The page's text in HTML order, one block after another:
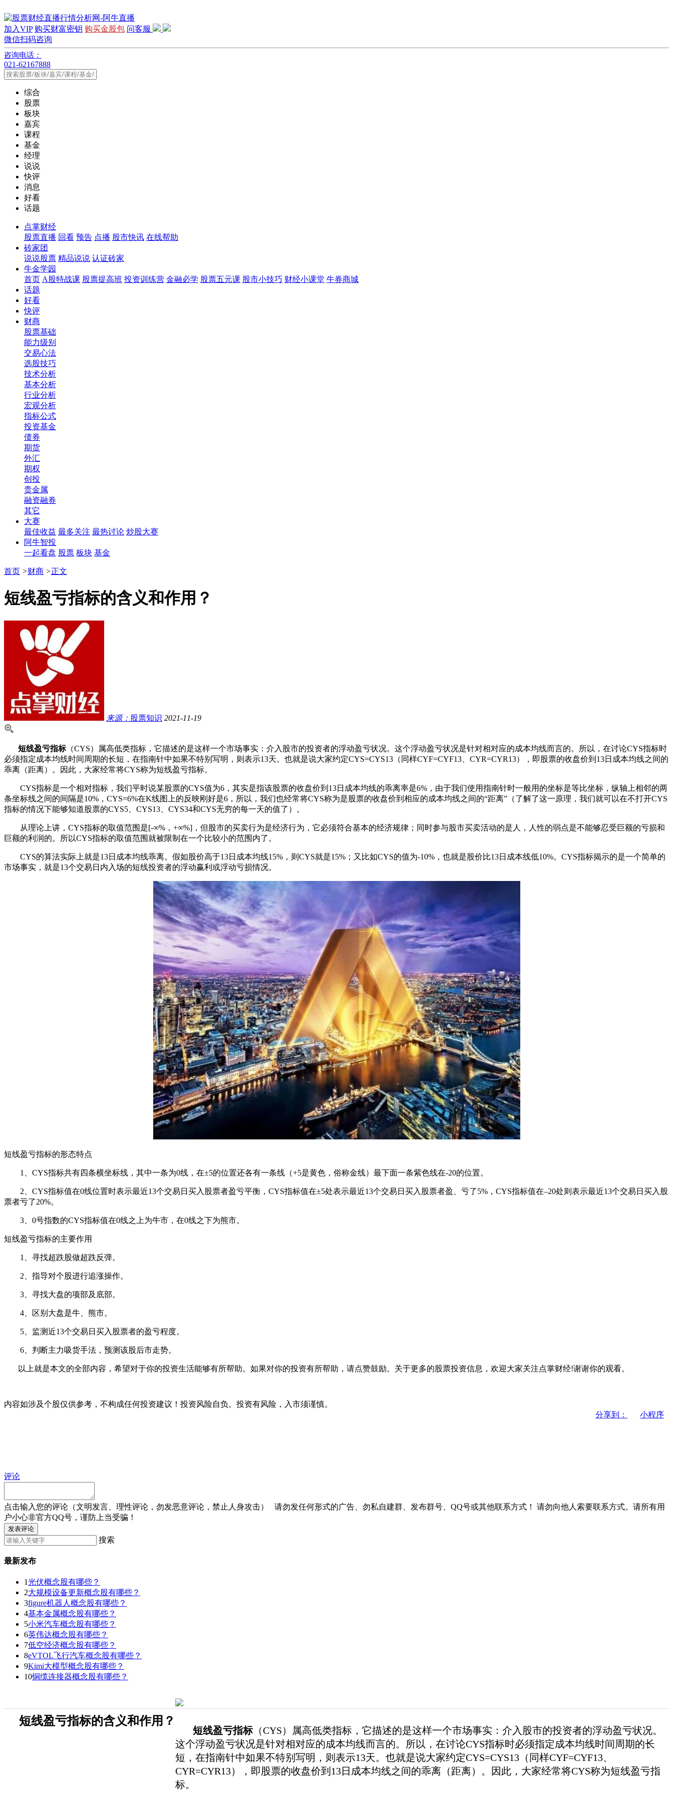
加入VIP 购买财富密钥 购买金股包 问客服
微信扫码咨询
咨询电话：
021-62167888
综合
股票
板块
嘉宾
课程
基金
经理
说说
快评
消息
好看
话题
点掌财经
股票直播 回看 预告 点播 股市快讯 在线帮助
砖家团
说说股票 精品说说 认证砖家
牛金学园
首页 A股特战课 股票提高班 投资训练营 金融必学 股票五元课 股市小技巧 财经小课堂 牛券商城
话题
好看
快评
财商
股票基础
能力级别
交易心法
选股技巧
技术分析
基本分析
行业分析
宏观分析
指标公式
投资基金
债券
期货
外汇
期权
创投
贵金属
融资融券
其它
大赛
最佳收益 最多关注 最热讨论 炒股大赛
阿牛智投
一起看盘 股票 板块 基金
首页 >财商 >正文
短线盈亏指标的含义和作用？
来源： 股票知识 2021-11-19
短线盈亏指标（CYS）属高低类指标，它描述的是这样一个市场事实：介入股市的投资者的浮动盈亏状况。这个浮动盈亏状况是针对相对应的成本均线而言的。所以，在讨论CYS指标时
必须指定成本均线时间周期的长短，在指南针中如果不特别写明，则表示13天。也就是说大家约定CYS=CYS13（同样CYF=CYF13、CYR=CYR13），即股票的收盘价到13日成本均线之间的
乖离（距离）。因此，大家经常将CYS称为短线盈亏指标。
CYS指标是一个相对指标，我们平时说某股票的CYS值为6，其实是指该股票的收盘价到13日成本均线的乖离率是6%，由于我们使用指南针时一般用的坐标是等比坐标，纵轴上相邻的两
条坐标线之间的间隔是10%，CYS=6%在K线图上的反映刚好是6，所以，我们也经常将CYS称为是股票的收盘价到相应的成本均线之间的“距离”（了解了这一原理，我们就可以在不打开CYS
指标的情况下能够知道股票的CYS5、CYS13、CYS34和CYS无穷的每一天的值了）。
从理论上讲，CYS指标的取值范围是[-∞%，+∞%]，但股市的买卖行为是经济行为，它必须符合基本的经济规律；同时参与股市买卖活动的是人，人性的弱点是不能够忍受巨额的亏损和
巨额的利润的。所以CYS指标的取值范围就被限制在一个比较小的范围内了。
CYS的算法实际上就是13日成本均线乖离。假如股价高于13日成本均线15%，则CYS就是15%；又比如CYS的值为-10%，也就是股价比13日成本线低10%。CYS指标揭示的是一个简单的
市场事实，就是13个交易日内入场的短线投资者的浮动赢利或浮动亏损情况。
短线盈亏指标的形态特点
1、CYS指标共有四条横坐标线，其中一条为0线，在±5的位置还各有一条线（+5是黄色，俗称金线）最下面一条紫色线在-20的位置。
2、CYS指标值在0线位置时表示最近13个交易日买入股票者盈亏平衡，CYS指标值在±5处表示最近13个交易日买入股票者盈、亏了5%，CYS指标值在–20处则表示最近13个交易日买入股
票者亏了20%。
3、0号指数的CYS指标值在0线之上为牛市，在0线之下为熊市。
短线盈亏指标的主要作用
1、寻找超跌股做超跌反弹。
2、指导对个股进行追涨操作。
3、寻找大盘的项部及底部。
4、区别大盘是牛、熊市。
5、监测近13个交易日买入股票者的盈亏程度。
6、判断主力吸货手法，预测该股后市走势。
以上就是本文的全部内容，希望对于你的投资生活能够有所帮助。如果对你的投资有所帮助，请点赞鼓励。关于更多的股票投资信息，欢迎大家关注点掌财经!谢谢你的观看。
内容如涉及个股仅供参考，不构成任何投资建议！投资风险自负。投资有风险，入市须谨慎。
分享到：
小程序
评论
点击输入您的评论（文明发言、理性评论，勿发恶意评论，禁止人身攻击） 请勿发任何形式的广告、勿私自建群、发布群号、QQ号或其他联系方式！
请勿向他人索要联系方式。请所有用
户小心非官方QQ号，谨防上当受骗！
发表评论
搜索
最新发布
1光伏概念股有哪些？
2大规模设备更新概念股有哪些？
3figure机器人概念股有哪些？
4基本金属概念股有哪些？
5小米汽车概念股有哪些？
6英伟达概念股有哪些？
7低空经济概念股有哪些？
8eVTOL飞行汽车概念股有哪些？
9Kimi大模型概念股有哪些？
10铜缆连接器概念股有哪些？
短线盈亏指标的含义和作用？
短线盈亏指标（CYS）属高低类指标，它描述的是这样一个市场事实：介入股市的投资者的浮动盈亏状况。
这个浮动盈亏状况是针对相对应的成本均线而言的。所以，在讨论CYS指标时必须指定成本均线时间周期的长
短，在指南针中如果不特别写明，则表示13天。也就是说大家约定CYS=CYS13（同样CYF=CYF13、
CYR=CYR13），即股票的收盘价到13日成本均线之间的乖离（距离）。因此，大家经常将CYS称为短线盈亏指
标。